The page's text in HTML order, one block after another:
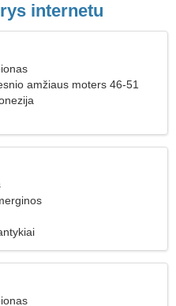
internetu
amžiaus moters 46-51